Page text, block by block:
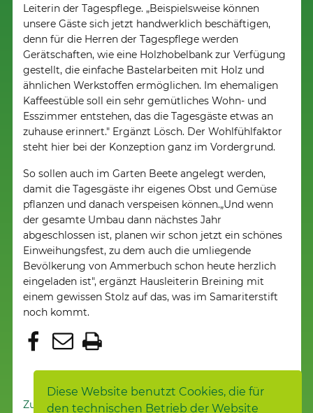
Diese Website benutzt Cookies, die für
den technischen Betrieb der Website
Leiterin der Tagespflege. „Beispielsweise können
unsere Gäste sich jetzt handwerklich beschäftigen,
denn für die Herren der Tagespflege werden
Gerätschaften, wie eine Holzhobelbank zur Verfügung
gestellt, die einfache Bastelarbeiten mit Holz und
ähnlichen Werkstoffen ermöglichen. Im ehemaligen
Kaffeestüble soll ein sehr gemütliches Wohn- und
Esszimmer entstehen, das die Tagesgäste etwas an
zuhause erinnert." Ergänzt Lösch. Der Wohlfühlfaktor
steht hier bei der Konzeption ganz im Vordergrund.
So sollen auch im Garten Beete angelegt werden,
damit die Tagesgäste ihr eigenes Obst und Gemüse
pflanzen und danach verspeisen können.„Und wenn
der gesamte Umbau dann nächstes Jahr
abgeschlossen ist, planen wir schon jetzt ein schönes
Einweihungsfest, zu dem auch die umliegende
Bevölkerung von Ammerbuch schon heute herzlich
eingeladen ist", ergänzt Hausleiterin Breining mit
einem gewissen Stolz auf das, was im Samariterstift
noch kommt.
Zur Nachrichtenübersicht